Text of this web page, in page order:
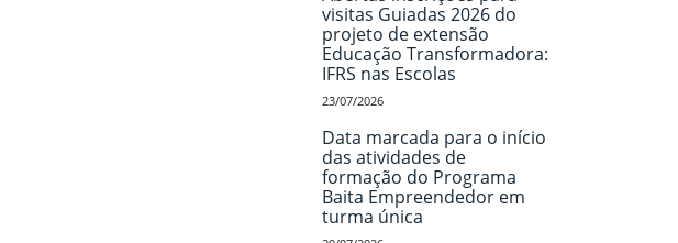
visitas Guiadas 2026 do
projeto de extensão
Educação Transformadora:
IFRS nas Escolas
23/07/2026
Data marcada para o início
das atividades de
formação do Programa
Baita Empreendedor em
turma única